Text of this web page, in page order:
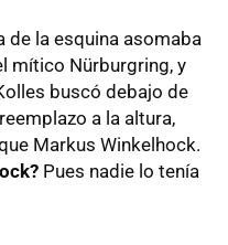
de la esquina asomaba
mítico Nürburgring, y
buscó debajo de
a la altura,
Markus Winkelhock.
Pues nadie lo tenía